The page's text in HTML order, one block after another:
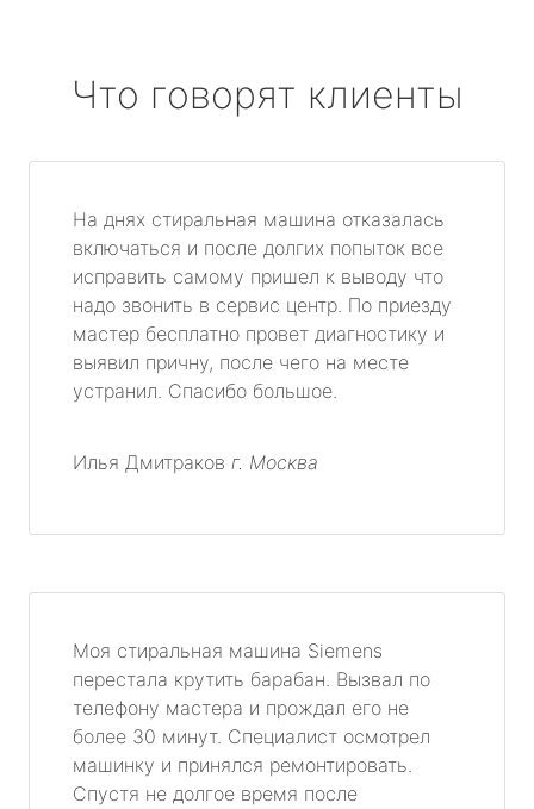
Что говорят клиенты
На днях стиральная машина отказалась
включаться и после долгих попыток все
исправить самому пришел к выводу что
надо звонить в сервис центр. По приезду
мастер бесплатно провет диагностику и
выявил причну, после чего на месте
устранил. Спасибо большое.
Илья Дмитраков г. Москва
Моя стиральная машина Siemens
перестала крутить барабан. Вызвал по
телефону мастера и прождал его не
более 30 минут. Специалист осмотрел
машинку и принялся ремонтировать.
Спустя не долгое время после